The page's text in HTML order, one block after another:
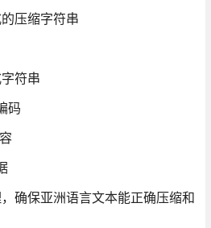
压缩字符串
符串
码
确保亚洲语言文本能正确压缩和